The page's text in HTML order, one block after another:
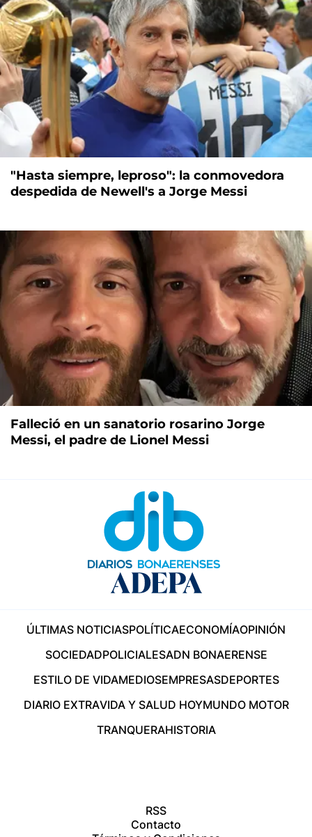
"Hasta siempre, leproso": la conmovedora
despedida de Newell's a Jorge Messi
Falleció en un sanatorio rosarino Jorge
Messi, el padre de Lionel Messi
ÚLTIMAS NOTICIASPOLÍTICAECONOMÍAOPINIÓN
SOCIEDADPOLICIALESADN BONAERENSE
ESTILO DE VIDAMEDIOSEMPRESASDEPORTES
DIARIO EXTRAVIDA Y SALUD HOYMUNDO MOTOR
TRANQUERAHISTORIA
RSS
Contacto